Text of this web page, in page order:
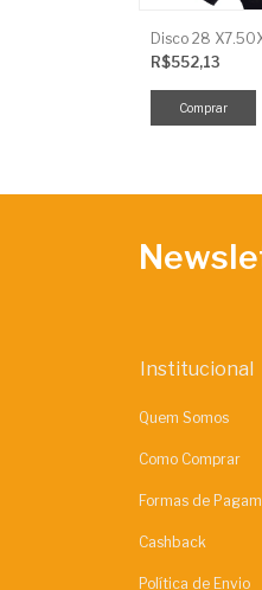
R$552,13
Institucional
Quem Somos
Como Comprar
Formas de
Cashback
Política de Envio